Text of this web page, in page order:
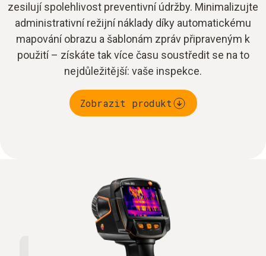
zesilují spolehlivost preventivní údržby. Minimalizujte
administrativní režijní náklady díky automatickému
mapování obrazu a šablonám zpráv připraveným k
použití – získáte tak více času soustředit se na to
nejdůležitější: vaše inspekce.
Zobrazit produkt
Vysoké rozlišení 320 x 240 pixelů,